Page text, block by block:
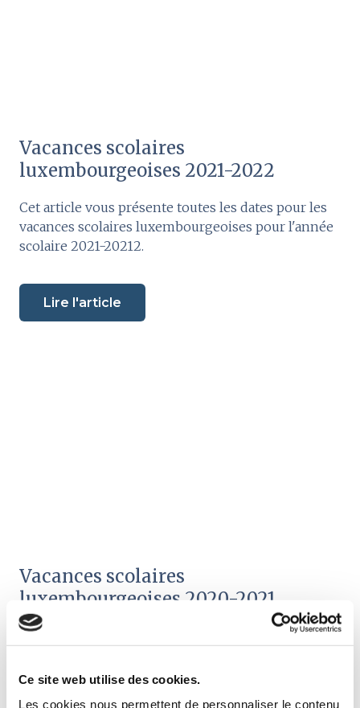
Ce site web utilise des cookies.
Les cookies nous permettent de personnaliser le contenu
Vacances scolaires
luxembourgeoises 2021-2022
Cet article vous présente toutes les dates pour les
vacances scolaires luxembourgeoises pour l'année
scolaire 2021-20212.
Lire l'article
Vacances scolaires
luxembourgeoises 2020-2021
Cet article vous présente toutes les dates pour les
scolaire 2020-2021.